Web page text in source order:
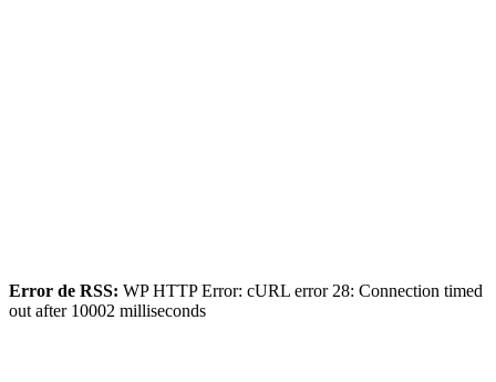
Error de RSS: WP HTTP Error: cURL error 28: Connection timed
out after 10002 milliseconds